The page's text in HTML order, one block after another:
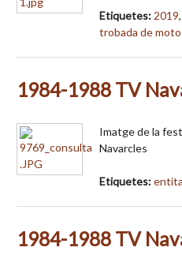
Etiquetes: 2019,
trobada de
1984-1988 TV
Imatge de la
Navarcles
Etiquetes:
1984-1988 TV